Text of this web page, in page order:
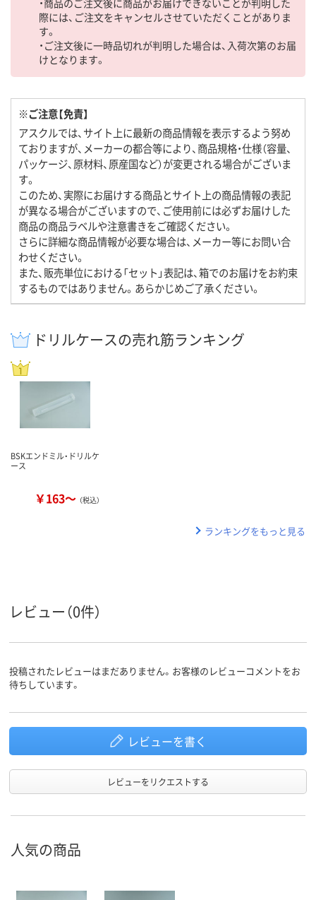
際には、ご注文をキャンセルさせていただくことがありま
す。
・ご注文後に一時品切れが判明した場合は、入荷次第のお届
けとなります。
※ご注意【免責】
アスクルでは、サイト上に最新の商品情報を表示するよう努め
ておりますが、メーカーの都合等により、商品規格・仕様（容量、
パッケージ、原材料、原産国など）が変更される場合がございま
す。
このため、実際にお届けする商品とサイト上の商品情報の表記
が異なる場合がございますので、ご使用前には必ずお届けした
商品の商品ラベルや注意書きをご確認ください。
さらに詳細な商品情報が必要な場合は、メーカー等にお問い合
わせください。
また、販売単位における「セット」表記は、箱でのお届けをお約束
するものではありません。あらかじめご了承ください。
ドリルケースの売れ筋ランキング
BSKエンドミル・ドリルケ
ース
￥163～ （税込）
ランキングをもっと見る
レビュー（0件）
投稿されたレビューはまだありません。お客様のレビューコメントをお
待ちしています。
レビューを書く
レビューをリクエストする
人気の商品